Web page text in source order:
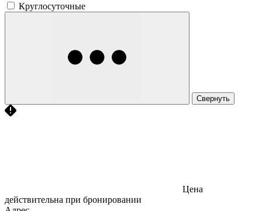
Круглосуточные
Свернуть
Цена
действительна при бронировании